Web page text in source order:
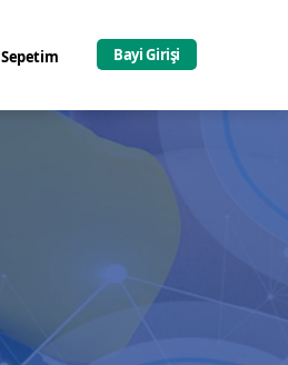
Sepetim Bayi Girişi